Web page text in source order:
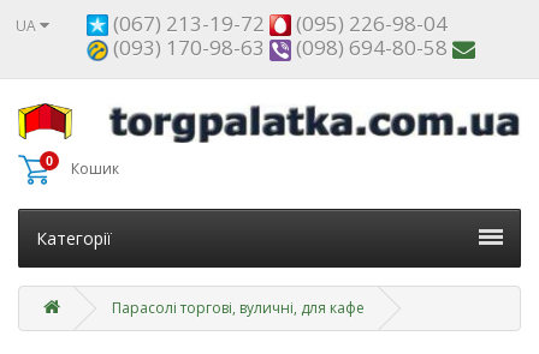
UA (067) 213-19-72
(095) 226-98-04
(093) 170-98-63
(098) 694-80-58
0 Кошик
Категорії
Парасолі торгові, вуличні, для кафе